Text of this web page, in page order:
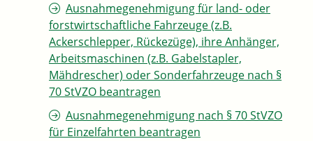
Ausnahmegenehmigung für land- oder
forstwirtschaftliche Fahrzeuge (z.B.
Ackerschlepper, Rückezüge), ihre Anhänger,
Arbeitsmaschinen (z.B. Gabelstapler,
Mähdrescher) oder Sonderfahrzeuge nach §
70 StVZO beantragen
Ausnahmegenehmigung nach § 70 StVZO
für Einzelfahrten beantragen